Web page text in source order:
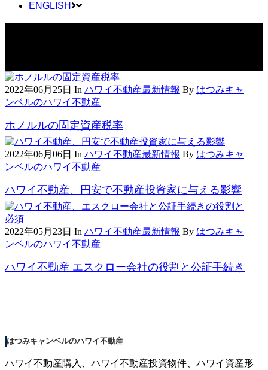
ENGLISH
2022年06月25日 In ハワイ不動産最新情報 By はつみキャ
ンベルのハワイ不動産
ホノルルの固定資産税率
2022年06月06日 In ハワイ不動産最新情報 By はつみキャ
ンベルのハワイ不動産
ハワイ不動産、円安で不動産投資家に与える影響
2022年05月23日 In ハワイ不動産最新情報 By はつみキャ
ンベルのハワイ不動産
ハワイ不動産 エスクロー会社の役割と公証手続き
はつみキャンベルのハワイ不動産
ハワイ不動産購入、ハワイ不動産投資物件、ハワイ資産形